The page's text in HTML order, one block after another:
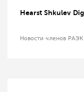
Hearst Shkulev
Новости членов РАЭК